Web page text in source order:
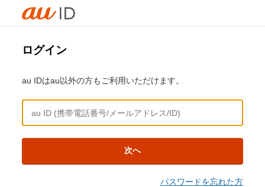
ログイン
au IDはau以外の方もご利用いただけます。
次へ
パスワードを忘れた方